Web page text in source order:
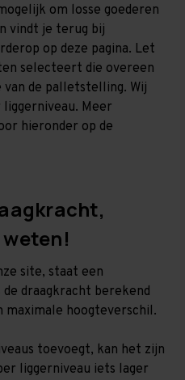
om losse goederen
vindt je terug bij
op deze pagina. Let
selecteert die overeen
de palletstelling. Wij
Meer
hieronder op de
site, staat een
draagkracht berekend
maximale hoogteverschil.
toevoegt, kan het zijn
liggerniveau iets lager